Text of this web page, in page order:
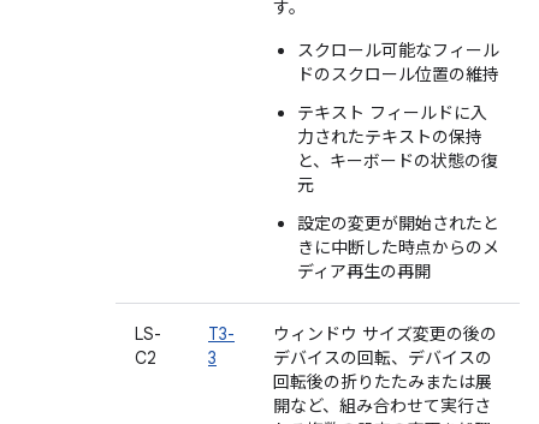
す。
スクロール可能なフィール
ドのスクロール位置の維持
テキスト フィールドに入
力されたテキストの保持
と、キーボードの状態の復
元
設定の変更が開始されたと
きに中断した時点からのメ
ディア再生の再開
LS-
C2
T3-
3
ウィンドウ サイズ変更の後の
デバイスの回転、デバイスの
回転後の折りたたみまたは展
開など、組み合わせて実行さ